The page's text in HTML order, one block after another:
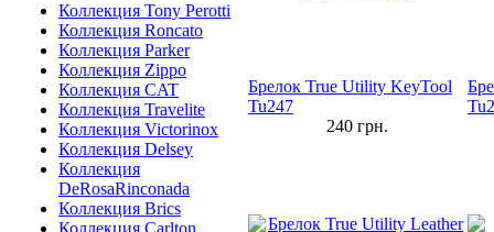
Коллекция Tony Perotti
Коллекция Roncato
Коллекция Parker
Коллекция Zippo
Коллекция CAT
Коллекция Travelite
Коллекция Victorinox
Коллекция Delsey
Коллекция
DeRosaRinconada
Коллекция Brics
Коллекция Carlton
Брелок True Utility KeyTool
Tu247
240грн.